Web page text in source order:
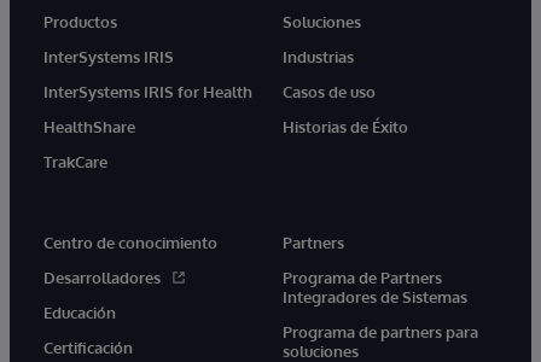
Productos
InterSystems IRIS
InterSystems IRIS for Health
HealthShare
TrakCare
Soluciones
Industrias
Casos de uso
Historias de Éxito
Centro de conocimiento
Desarrolladores
Educación
Certificación
Partners
Programa de Partners
Integradores de Sistemas
Programa de partners para
soluciones